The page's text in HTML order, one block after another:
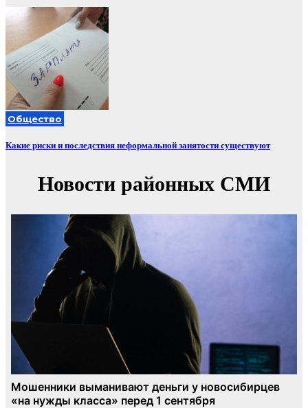
Общество
Какие риски и последствия неформальной занятости существуют